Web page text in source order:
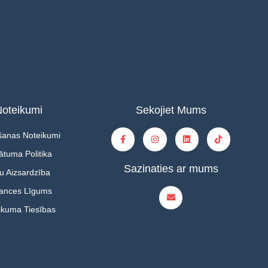
Noteikumi
Politika
Aizsardzība
Līgums
Tiesības
Sekojiet Mums
Sazinaties ar mums